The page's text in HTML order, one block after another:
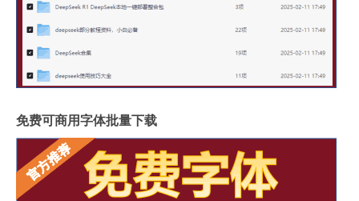
免费可商用字体批量下载